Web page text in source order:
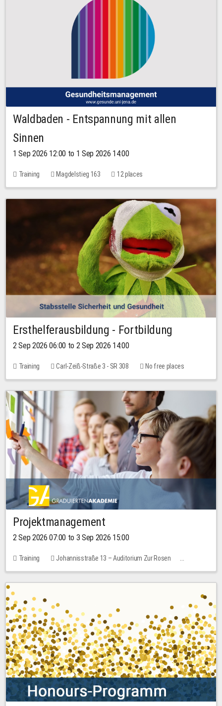
Waldbaden - Entspannung mit allen
Sinnen
1 Sep 2026 12:00 to 1 Sep 2026 14:00
Training Magdelstieg 163 12 places
Ersthelferausbildung - Fortbildung
2 Sep 2026 06:00 to 2 Sep 2026 14:00
Training Carl-Zeiß-Straße 3 - SR 308 No free places
Projektmanagement
2 Sep 2026 07:00 to 3 Sep 2026 15:00
Training
Johannisstraße 13 – Auditorium Zur Rosen
No free places
30.00 EUR